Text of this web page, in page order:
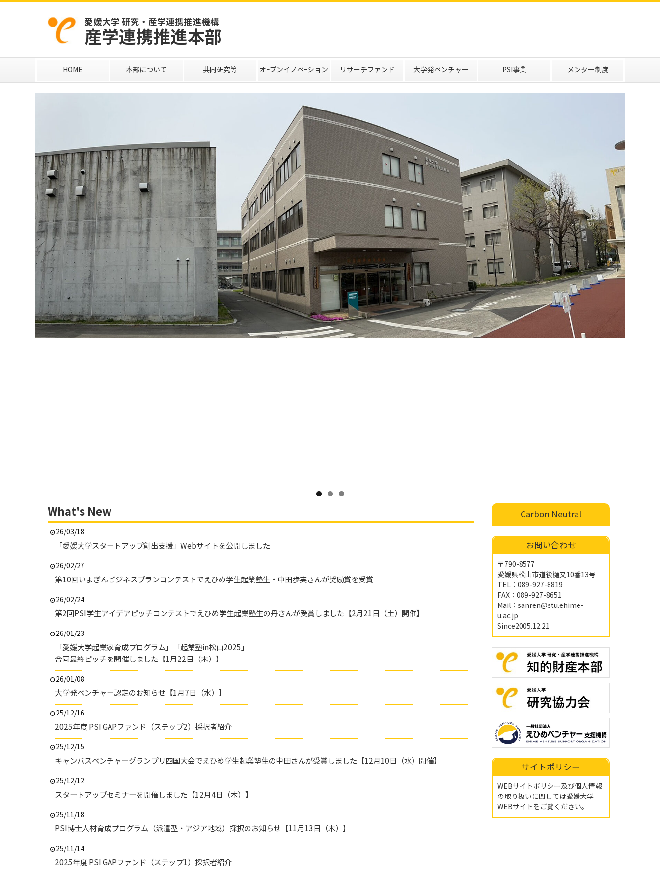
愛媛大学 研究・産学連携推進機構
産学連携推進本部
HOME 本部について 共同研究等 オｰプンイノベｰション リサーチファンド 大学発ベンチャー PSI事業 メンター制度
What's New
26/03/18
「愛媛大学スタートアップ創出支援」Webサイトを公開しました
26/02/27
第10回いよぎんビジネスプランコンテストでえひめ学生起業塾生・中田歩実さんが奨励賞を受賞
26/02/24
第2回PSI学生アイデアピッチコンテストでえひめ学生起業塾生の丹さんが受賞しました【2月21日（土）開催】
26/01/23
「愛媛大学起業家育成プログラム」「起業塾in松山2025」
合同最終ピッチを開催しました【1月22日（木）】
26/01/08
大学発ベンチャー認定のお知らせ【1月7日（水）】
25/12/16
2025年度 PSI GAPファンド（ステップ2）採択者紹介
25/12/15
キャンパスベンチャーグランプリ四国大会でえひめ学生起業塾生の中田さんが受賞しました【12月10日（水）開催】
25/12/12
スタートアップセミナーを開催しました【12月4日（木）】
25/11/18
PSI博士人材育成プログラム（派遣型・アジア地域）採択のお知らせ【11月13日（木）】
25/11/14
2025年度 PSI GAPファンド（ステップ1）採択者紹介
Carbon Neutral
お問い合わせ
〒790-8577
愛媛県松山市道後樋又10番13号
TEL：089-927-8819
FAX：089-927-8651
Mail：sanren@stu.ehime-
u.ac.jp
Since2005.12.21
サイトポリシー
WEBサイトポリシー及び個人情報
の取り扱いに関しては愛媛大学
WEBサイトをご覧ください。